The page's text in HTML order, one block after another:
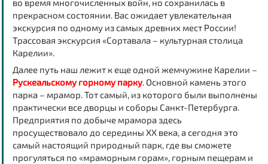
во время многочисленных войн, но сохранилась в
прекрасном состоянии. Вас ожидает увлекательная
экскурсия по одному из самых древних мест России!
Трассовая экскурсия «Сортавала – культурная столица
Карелии».
Далее путь наш лежит к еще одной жемчужине Карелии –
Рускеальскому горному парку. Основной камень этого
парка – мрамор. Тот самый, из которого были выполнены
практически все дворцы и соборы Санкт-Петербурга.
Предприятия по добыче мрамора здесь
просуществовало до середины XX века, а сегодня это
самый настоящий природный парк, где вы сможете
прогуляться по «мраморным горам», горным пещерам и